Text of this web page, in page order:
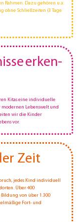
Rahmen. Dazu gehören u.a.
ohne Schließzeiten (3 Tage
erken­
Kitas eine individuelle
Lebenswelt und
wir die Kinder
vor.
Zeit
jedes Kind individuell
Über 400
von über 1.300
Fort- und